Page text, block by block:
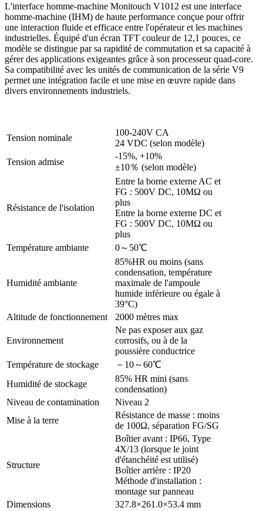
L'interface homme-machine Monitouch V1012 est une interface
homme-machine (IHM) de haute performance conçue pour offrir
une interaction fluide et efficace entre l'opérateur et les machines
industrielles. Équipé d'un écran TFT couleur de 12,1 pouces, ce
modèle se distingue par sa rapidité de commutation et sa capacité à
gérer des applications exigeantes grâce à son processeur quad-core.
Sa compatibilité avec les unités de communication de la série V9
permet une intégration facile et une mise en œuvre rapide dans
divers environnements industriels.
Tension nominale
100-240V CA
24 VDC (selon modèle)
Tension admise
-15%, +10%
±10％ (selon modèle)
Résistance de l'isolation
Entre la borne externe AC et
FG : 500V DC, 10MΩ ou
plus
Entre la borne externe DC et
FG : 500V DC, 10MΩ ou
plus
Température ambiante
0～50℃
Humidité ambiante
85%HR ou moins (sans
condensation, température
maximale de l'ampoule
humide inférieure ou égale à
39°C)
Altitude de fonctionnement
2000 mètres max
Environnement
Ne pas exposer aux gaz
corrosifs, ou à de la
poussière conductrice
Température de stockage
－10～60℃
Humidité de stockage
85% HR mini (sans
condensation)
Niveau de contamination
Niveau 2
Mise à la terre
Résistance de masse : moins
de 100Ω, séparation FG/SG
Structure
Boîtier avant : IP66, Type
4X/13 (lorsque le joint
d'étanchéité est utilisé)
Boîtier arrière : IP20
Méthode d'installation :
montage sur panneau
Dimensions
327.8×261.0×53.4 mm